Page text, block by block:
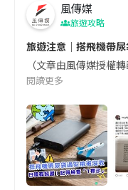
風傳媒
旅遊攻略
旅遊注意｜搭飛機帶
（文章由風傳媒授權
閱讀更多